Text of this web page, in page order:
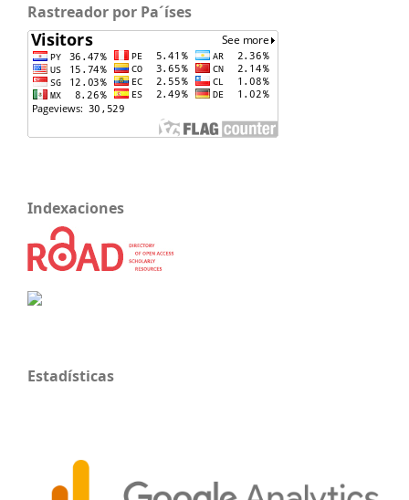
Rastreador por Pa´íses
Indexaciones
Estadísticas